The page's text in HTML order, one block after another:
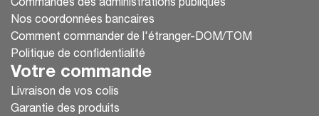
Commandes des administrations publiques
Nos coordonnées bancaires
Comment commander de l'étranger-DOM/TOM
Politique de confidentialité
Votre commande
Livraison de vos colis
Garantie des produits